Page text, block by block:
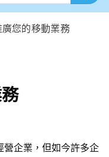
您的移動業務
營企業，但如今許多企